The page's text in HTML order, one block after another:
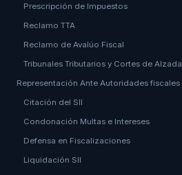
Prescripción de Impuestos
Reclamo TTA
Reclamo de Avalúo Fiscal
Tribunales Tributarios y Cortes de Alzada
Representación Ante Autoridades fiscales
Citación del SII
Condonación Multas e Intereses
Defensa en Fiscalizaciones
Liquidación SII